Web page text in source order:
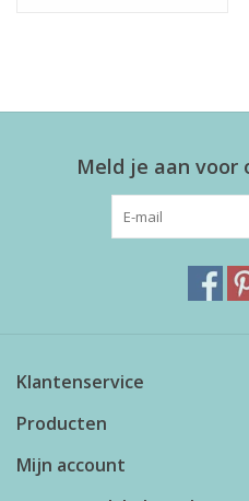
Meld je aan voor
Klantenservice
Producten
Mijn account